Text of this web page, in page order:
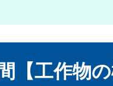
【工作物